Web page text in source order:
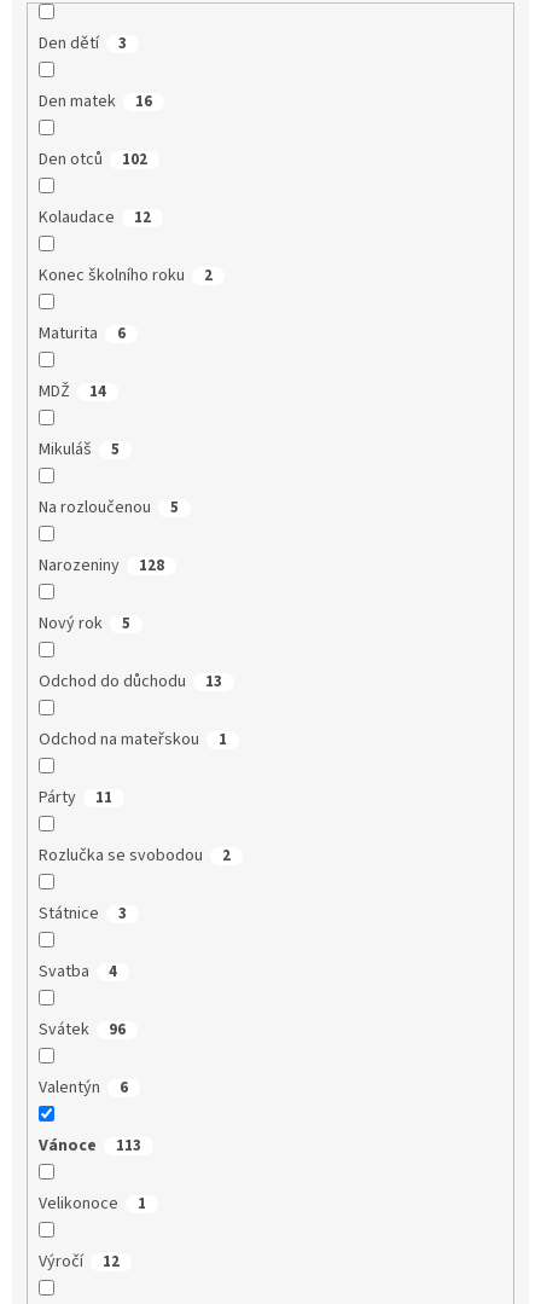
Den dětí 3
Den matek 16
Den otců 102
Kolaudace 12
Konec školního roku 2
Maturita 6
MDŽ 14
Mikuláš 5
Na rozloučenou 5
Narozeniny 128
Nový rok 5
Odchod do důchodu 13
Odchod na mateřskou 1
Párty 11
Rozlučka se svobodou 2
Státnice 3
Svatba 4
Svátek 96
Valentýn 6
Vánoce 113
Velikonoce 1
Výročí 12